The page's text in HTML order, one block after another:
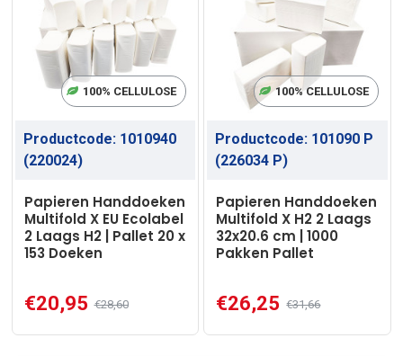
100% CELLULOSE
Productcode: 1010940
(220024)
Papieren Handdoeken
Multifold X EU Ecolabel
2 Laags H2 | Pallet 20 x
153 Doeken
€20,95 €28,60
100% CELLULOSE
Productcode: 101090 P
(226034 P)
Papieren Handdoeken
Multifold X H2 2 Laags
32x20.6 cm | 1000
Pakken Pallet
€26,25 €31,66